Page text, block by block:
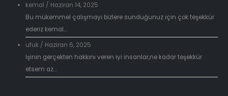
kemal / Haziran 14, 2025
Bu mükemmel çalışmayı bizlere sunduğunuz için çok teşekkür
ederiz kemal...
ufuk/ Haziran 6, 2025
İşinin gerçekten hakkını veren iyi insanlar,ne kadar teşekkür
etsem az...